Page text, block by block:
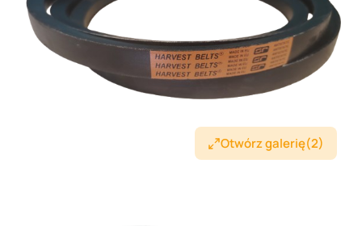
Otwórz galerię(2)